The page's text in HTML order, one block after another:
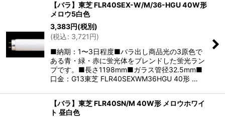
【バラ】東芝 FLR40SEX-W/M/36-HGU 40W形
メロウ5白色
3,383円(税別)
(税込: 3,721円)
■納期：1〜3日程度■バラ出し商品光の3原色で
ある青・緑・赤に蛍光体をブレンドした蛍光ラン
プです。■長さ1198mm■ガラス管径32.5mm■
口金：G13東芝 FLR40SEXWM36HGU 40形 …
【バラ】東芝 FLR40SN/M 40W形 メロウホワイ
ト 昼白色